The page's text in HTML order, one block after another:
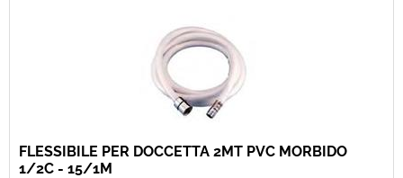
FLESSIBILE PER DOCCETTA 2MT PVC MORBIDO
1/2C - 15/1M